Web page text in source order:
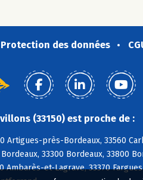
Protection des données
(33150) est proche de :
Artigues-près-Bordeaux, 33560
33300 Bordeaux, 33800
Ambarès-et-Lagrave, 33370